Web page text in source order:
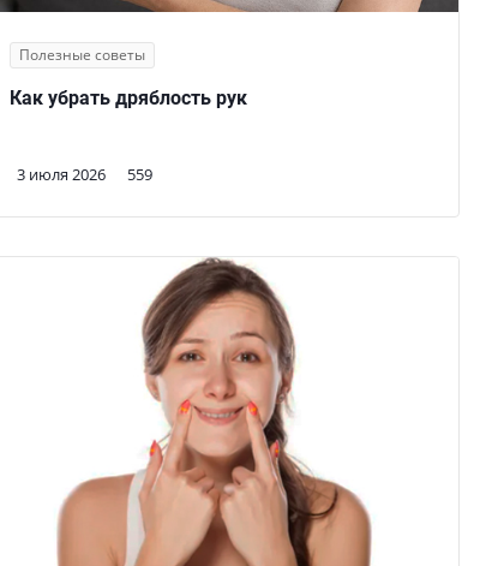
Полезные советы
3 июля 2026 559
Как убрать дряблость рук